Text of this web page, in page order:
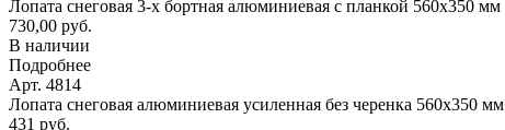
Лопата снеговая 3-х бортная алюминиевая с планкой 560х350 мм
730,00 руб.
В наличии
Подробнее
Арт. 4814
Лопата снеговая алюминиевая усиленная без черенка 560х350 мм
431 руб.